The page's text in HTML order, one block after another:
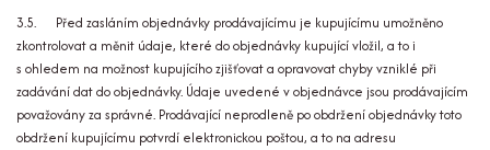
3.5. Před zasláním objednávky prodávajícímu je kupujícímu umožněno
zkontrolovat a měnit údaje, které do objednávky kupující vložil, a to i
s ohledem na možnost kupujícího zjišťovat a opravovat chyby vzniklé při
zadávání dat do objednávky. Údaje uvedené v objednávce jsou prodávajícím
považovány za správné. Prodávající neprodleně po obdržení objednávky toto
obdržení kupujícímu potvrdí elektronickou poštou, a to na adresu